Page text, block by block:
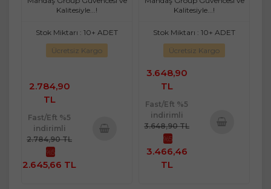
Kalitesiyle...!
Stok Miktarı : 10+ ADET
Ücretsiz Kargo
2.784,90
TL
Fast/Eft %5
indirimli
2.784,90 TL
%5
2.645,66 TL
Kalitesiyle...!
Stok Miktarı : 10+ ADET
Ücretsiz Kargo
3.648,90
TL
Fast/Eft %5
indirimli
3.648,90 TL
%5
3.466,46
TL